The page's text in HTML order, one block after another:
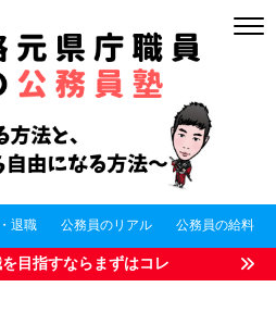
退職 公務員のリアル 公務員の給料
目指すならまずはコレ